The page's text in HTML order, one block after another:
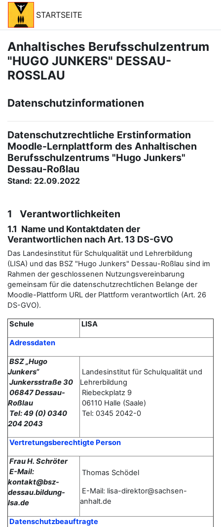
Passer au contenu principal
STARTSEITE
Anhaltisches Berufsschulzentrum
"HUGO JUNKERS" DESSAU-
ROSSLAU
Datenschutzinformationen
Datenschutzrechtliche Erstinformation
Moodle-Lernplattform des Anhaltischen
Berufsschulzentrums "Hugo Junkers"
Dessau-Roßlau
Stand: 22.09.2022
1 Verantwortlichkeiten
1.1 Name und Kontaktdaten der
Verantwortlichen nach Art. 13 DS-GVO
Das Landesinstitut für Schulqualität und Lehrerbildung
(LISA) und das BSZ "Hugo Junkers" Dessau-Roßlau sind im
Rahmen der geschlossenen Nutzungsvereinbarung
gemeinsam für die datenschutzrechtlichen Belange der
Moodle-Plattform URL der Plattform verantwortlich (Art. 26
DS-GVO).
Schule LISA
Adressdaten
BSZ „Hugo
Junkers“
Junkersstraße 30
06847 Dessau-
Roßlau
Tel: 49 (0) 0340
204 2043
Landesinstitut für Schulqualität und
Lehrerbildung
Riebeckplatz 9
06110 Halle (Saale)
Tel: 0345 2042-0
Vertretungsberechtigte Person
Frau H. Schröter
E-Mail:
kontakt@bsz-
dessau.bildung-
lsa.de
Thomas Schödel
E-Mail: lisa-direktor@sachsen-
anhalt.de
Datenschutzbeauftragte